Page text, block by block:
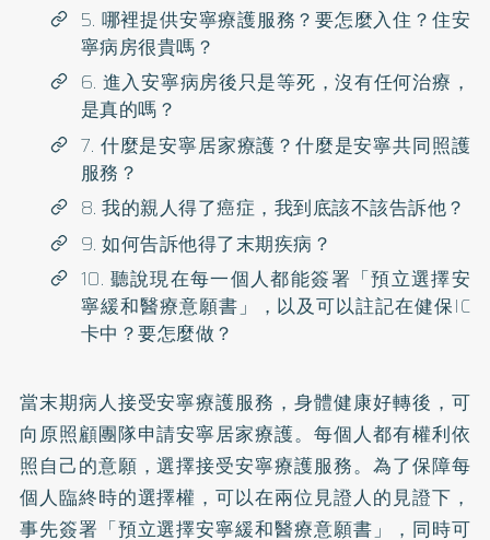
5. 哪裡提供安寧療護服務？要怎麼入住？住安
寧病房很貴嗎？
6. 進入安寧病房後只是等死，沒有任何治療，
是真的嗎？
7. 什麼是安寧居家療護？什麼是安寧共同照護
服務？
8. 我的親人得了癌症，我到底該不該告訴他？
9. 如何告訴他得了末期疾病？
10. 聽說現在每一個人都能簽署「預立選擇安
寧緩和醫療意願書」，以及可以註記在健保IC
卡中？要怎麼做？
當末期病人接受安寧療護服務，身體健康好轉後，可
向原照顧團隊申請安寧居家療護。每個人都有權利依
照自己的意願，選擇接受安寧療護服務。為了保障每
個人臨終時的選擇權，可以在兩位見證人的見證下，
事先簽署「預立選擇安寧緩和醫療意願書」，同時可